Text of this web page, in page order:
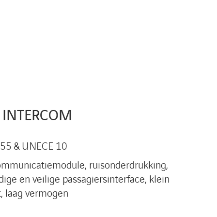
& UNECE 10
ruisonderdrukking,
en veilige passagiersinterface, klein
laag vermogen